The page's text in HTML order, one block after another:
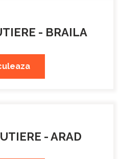
- BRAILA
- ARAD